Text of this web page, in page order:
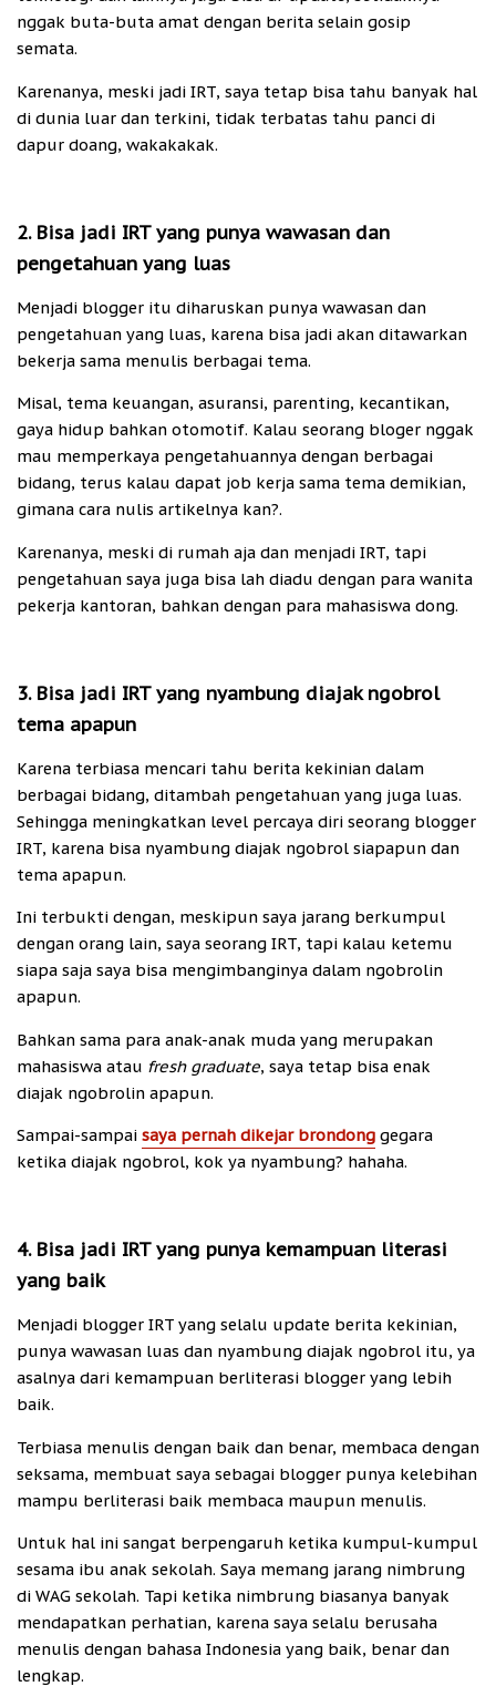
nggak buta-buta amat dengan berita selain gosip
semata.
Karenanya, meski jadi IRT, saya tetap bisa tahu banyak hal
di dunia luar dan terkini, tidak terbatas tahu panci di
dapur doang, wakakakak.
2. Bisa jadi IRT yang punya wawasan dan
pengetahuan yang luas
Menjadi blogger itu diharuskan punya wawasan dan
pengetahuan yang luas, karena bisa jadi akan ditawarkan
bekerja sama menulis berbagai tema.
Misal, tema keuangan, asuransi, parenting, kecantikan,
gaya hidup bahkan otomotif. Kalau seorang bloger nggak
mau memperkaya pengetahuannya dengan berbagai
bidang, terus kalau dapat job kerja sama tema demikian,
gimana cara nulis artikelnya kan?.
Karenanya, meski di rumah aja dan menjadi IRT, tapi
pengetahuan saya juga bisa lah diadu dengan para wanita
pekerja kantoran, bahkan dengan para mahasiswa dong.
3. Bisa jadi IRT yang nyambung diajak ngobrol
tema apapun
Karena terbiasa mencari tahu berita kekinian dalam
berbagai bidang, ditambah pengetahuan yang juga luas.
Sehingga meningkatkan level percaya diri seorang blogger
IRT, karena bisa nyambung diajak ngobrol siapapun dan
tema apapun.
Ini terbukti dengan, meskipun saya jarang berkumpul
dengan orang lain, saya seorang IRT, tapi kalau ketemu
siapa saja saya bisa mengimbanginya dalam ngobrolin
apapun.
Bahkan sama para anak-anak muda yang merupakan
mahasiswa atau fresh graduate, saya tetap bisa enak
diajak ngobrolin apapun.
Sampai-sampai saya pernah dikejar brondong gegara
ketika diajak ngobrol, kok ya nyambung? hahaha.
4. Bisa jadi IRT yang punya kemampuan literasi
yang baik
Menjadi blogger IRT yang selalu update berita kekinian,
punya wawasan luas dan nyambung diajak ngobrol itu, ya
asalnya dari kemampuan berliterasi blogger yang lebih
baik.
Terbiasa menulis dengan baik dan benar, membaca dengan
seksama, membuat saya sebagai blogger punya kelebihan
mampu berliterasi baik membaca maupun menulis.
Untuk hal ini sangat berpengaruh ketika kumpul-kumpul
sesama ibu anak sekolah. Saya memang jarang nimbrung
di WAG sekolah. Tapi ketika nimbrung biasanya banyak
mendapatkan perhatian, karena saya selalu berusaha
menulis dengan bahasa Indonesia yang baik, benar dan
lengkap.